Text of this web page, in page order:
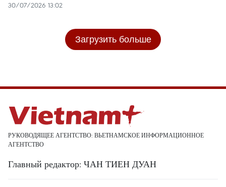
30/07/2026 13:02
Загрузить больше
РУКОВОДЯЩЕЕ АГЕНТСТВО: ВЬЕТНАМСКОЕ ИНФОРМАЦИОННОЕ
АГЕНТСТВО
Главный редактор: ЧАН ТИЕН ДУАН